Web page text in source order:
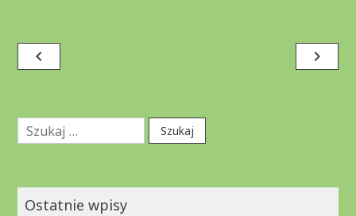
Nawigacja
wpisu
navigate_before navigate_next
Szukaj:
Ostatnie wpisy